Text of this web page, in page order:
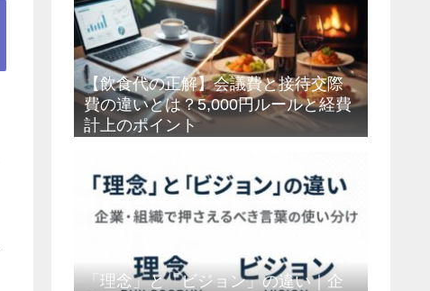
【飲食代の正解】会議費と接待交際
費の違いとは？5,000円ルールと経費
計上のポイント
「理念」と「ビジョン」の違い｜企